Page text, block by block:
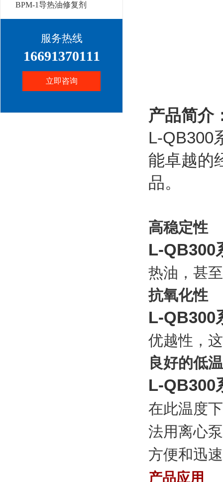
BPM-1导热油修复剂
服务热线
16691370111
立即咨询
产品简介
L-QB300
能卓越的
品。
高稳定性
L-QB300
热油，甚
抗氧化性
L-QB300
优越性，
良好的低
L-QB300
在此温度
法用离心
方便和迅
产品应用